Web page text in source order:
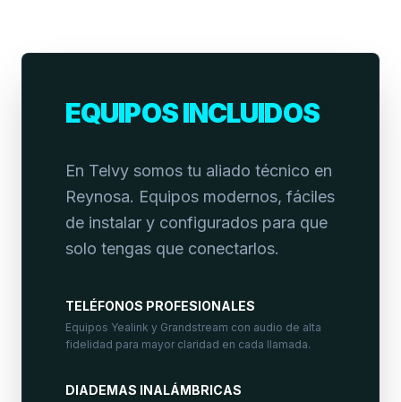
EQUIPOS INCLUIDOS
En Telvy somos tu aliado técnico en
Reynosa. Equipos modernos, fáciles
de instalar y configurados para que
solo tengas que conectarlos.
TELÉFONOS PROFESIONALES
Equipos Yealink y Grandstream con audio de alta
fidelidad para mayor claridad en cada llamada.
DIADEMAS INALÁMBRICAS